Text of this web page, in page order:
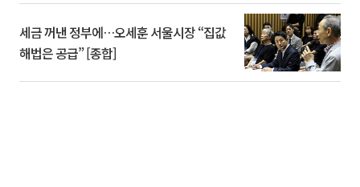
세금 꺼낸 정부에…오세훈 서울시장 “집값
해법은 공급” [종합]